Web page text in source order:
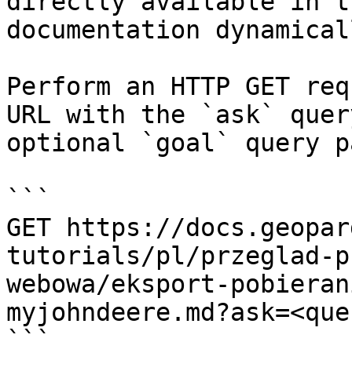
documentation
Perform an HTTP GET
URL with the `ask`
optional `goal` query
```
GET https://
tutorials/pl/przeglad-
webowa/eksport-
```